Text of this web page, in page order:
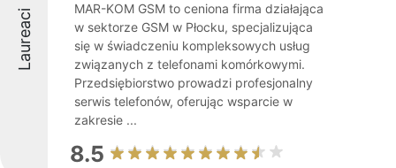
Laureaci
MAR-KOM GSM to ceniona firma działająca
w sektorze GSM w Płocku, specjalizująca
się w świadczeniu kompleksowych usług
związanych z telefonami komórkowymi.
Przedsiębiorstwo prowadzi profesjonalny
serwis telefonów, oferując wsparcie w
zakresie ...
8.5